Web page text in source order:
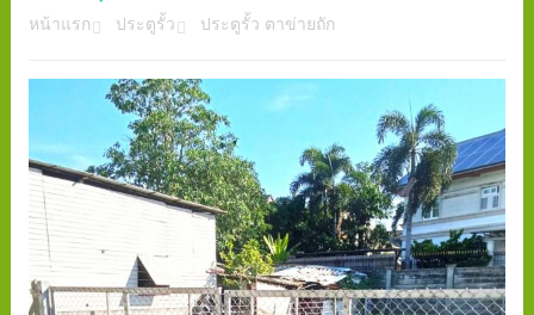
หน้าแรก ประตูรั้ว ประตูรั้ว ตาข่ายถัก